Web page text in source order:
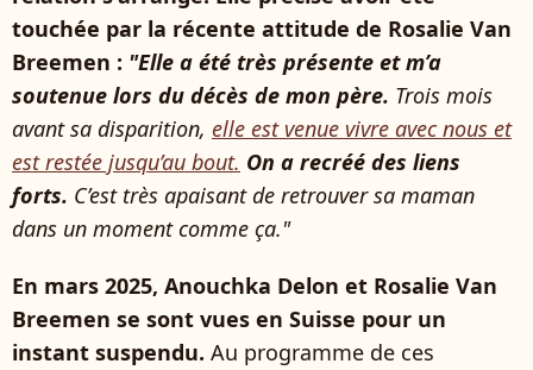
touchée par la récente attitude de Rosalie Van
Breemen : "Elle a été très présente et m’a
soutenue lors du décès de mon père. Trois mois
avant sa disparition, elle est venue vivre avec nous et
est restée jusqu’au bout. On a recréé des liens
forts. C’est très apaisant de retrouver sa maman
dans un moment comme ça."
En mars 2025, Anouchka Delon et Rosalie Van
Breemen se sont vues en Suisse pour un
instant suspendu. Au programme de ces